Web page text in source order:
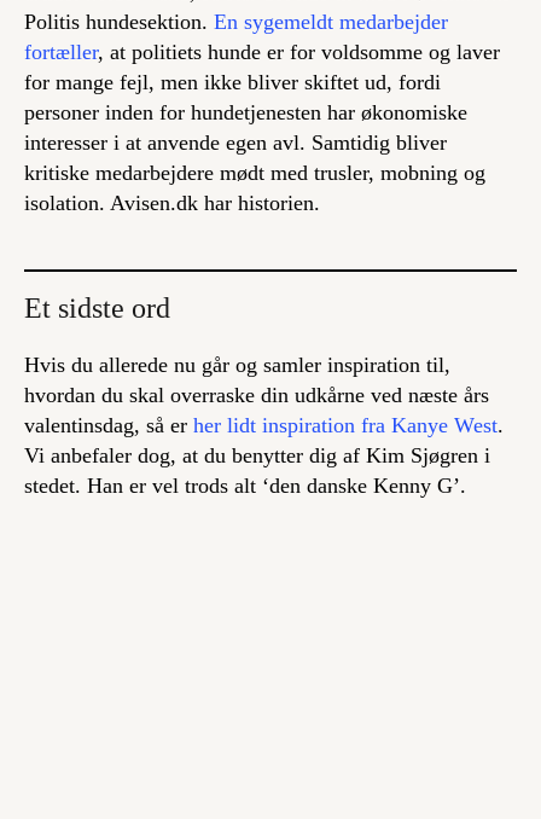
Politis hundesektion. En sygemeldt medarbejder
fortæller, at politiets hunde er for voldsomme og laver
for mange fejl, men ikke bliver skiftet ud, fordi
personer inden for hundetjenesten har økonomiske
interesser i at anvende egen avl. Samtidig bliver
kritiske medarbejdere mødt med trusler, mobning og
isolation. Avisen.dk har historien.
Et sidste ord
Hvis du allerede nu går og samler inspiration til,
hvordan du skal overraske din udkårne ved næste års
valentinsdag, så er her lidt inspiration fra Kanye West.
Vi anbefaler dog, at du benytter dig af Kim Sjøgren i
stedet. Han er vel trods alt ‘den danske Kenny G’.